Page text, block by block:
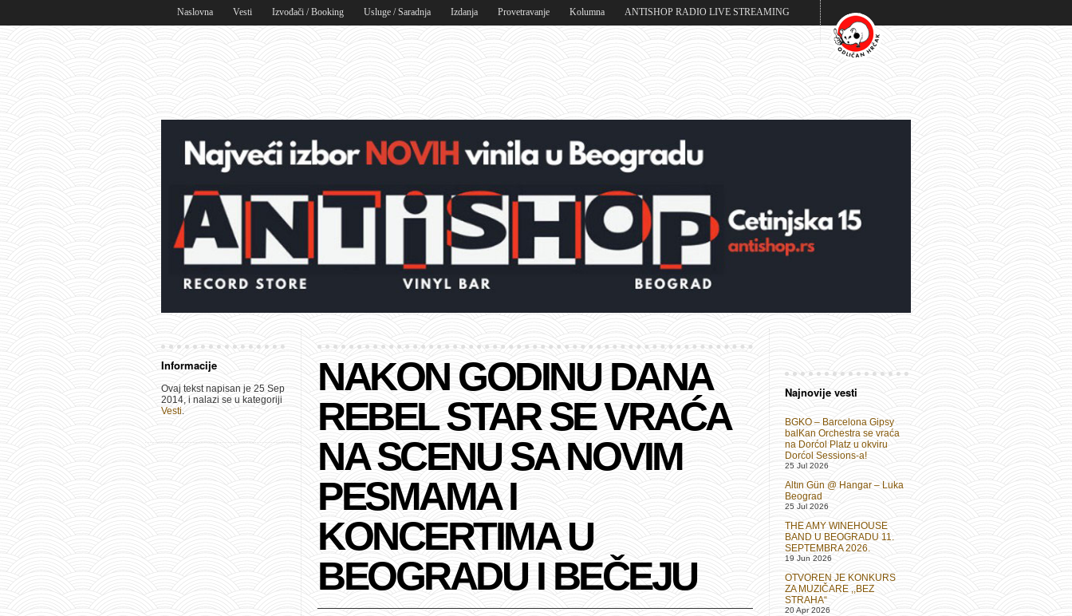
Naslovna Vesti Izvođači / Booking Usluge / Saradnja Izdanja Provetravanje Kolumna ANTISHOP RADIO LIVE STREAMING
Informacije
Ovaj tekst napisan je 25 Sep
2014, i nalazi se u kategoriji
Vesti.
NAKON GODINU DANA
REBEL STAR SE VRAĆA
NA SCENU SA NOVIM
PESMAMA I
KONCERTIMA U
BEOGRADU I BEČEJU
Najnovije vesti
BGKO – Barcelona Gipsy
balKan Orchestra se vraća
na Dorćol Platz u okviru
Dorćol Sessions-a!
25 Jul 2026
Altın Gün @ Hangar – Luka
Beograd
25 Jul 2026
THE AMY WINEHOUSE
BAND U BEOGRADU 11.
SEPTEMBRA 2026.
19 Jun 2026
OTVOREN JE KONKURS
ZA MUZIČARE ,,BEZ
STRAHA“
20 Apr 2026